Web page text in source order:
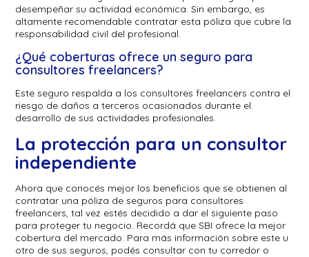
desempeñar su actividad económica. Sin embargo, es
altamente recomendable contratar esta póliza que cubre la
responsabilidad civil del profesional.
¿Qué coberturas ofrece un seguro para
consultores freelancers?
Este seguro respalda a los consultores freelancers contra el
riesgo de daños a terceros ocasionados durante el
desarrollo de sus actividades profesionales.
La protección para un consultor
independiente
Ahora que conocés mejor los beneficios que se obtienen al
contratar una póliza de seguros para consultores
freelancers, tal vez estés decidido a dar el siguiente paso
para proteger tu negocio. Recordá que SBI ofrece la mejor
cobertura del mercado. Para más información sobre este u
otro de sus seguros, podés consultar con tu corredor o